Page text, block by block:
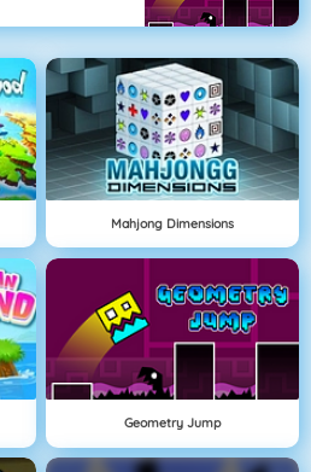
Mahjong Dimensions
Geometry Jump